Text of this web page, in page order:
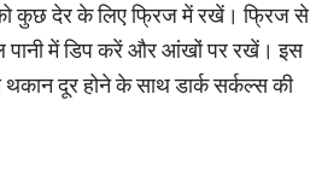
कुछ देर के लिए फ्रिज में रखें। फ्रिज से
पानी में डिप करें और आंखों पर रखें। इस
दूर होने के साथ डार्क सर्कल्स की